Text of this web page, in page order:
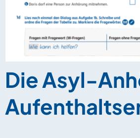
Die Asyl-